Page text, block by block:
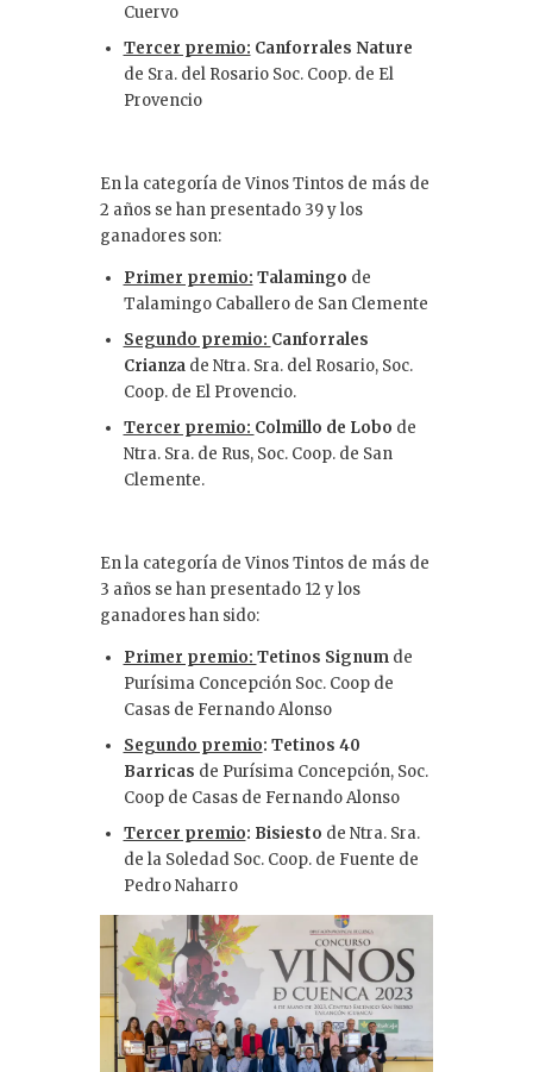
Cuervo
Tercer premio: Canforrales Nature
de Sra. del Rosario Soc. Coop. de El
Provencio
En la categoría de Vinos Tintos de más de
2 años se han presentado 39 y los
ganadores son:
Primer premio: Talamingo de
Talamingo Caballero de San Clemente
Segundo premio: Canforrales
Crianzade Ntra. Sra. del Rosario, Soc.
Coop. de El Provencio.
Tercer premio: Colmillo de Lobo de
Ntra. Sra. de Rus, Soc. Coop. de San
Clemente.
En la categoría de Vinos Tintos de más de
3 años se han presentado 12 y los
ganadores han sido:
Primer premio: Tetinos Signumde
Purísima Concepción Soc. Coop de
Casas de Fernando Alonso
Segundo premio: Tetinos 40
Barricas de Purísima Concepción, Soc.
Coop de Casas de Fernando Alonso
Tercer premio: Bisiesto de Ntra. Sra.
de la Soledad Soc. Coop. de Fuente de
Pedro Naharro